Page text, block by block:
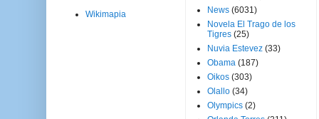
Wikimapia
News (6031)
Novela El Trago de los
Tigres (25)
Nuvia Estevez (33)
Obama (187)
Oikos (303)
Olallo (34)
Olympics (2)